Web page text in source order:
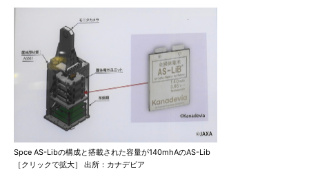
Spce AS-Libの構成と搭載された容量が140mhAのAS-Lib
［クリックで拡大］ 出所：カナデビア